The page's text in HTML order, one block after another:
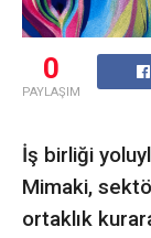
0
PAYLAŞIM
İş birliği
Mimaki,
ortaklık